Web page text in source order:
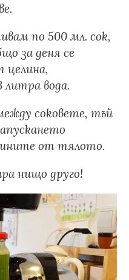
по 500 мл. сок,
за деня се
целина,
литра вода.
соковете, тъй
от тялото.
нищо друго!